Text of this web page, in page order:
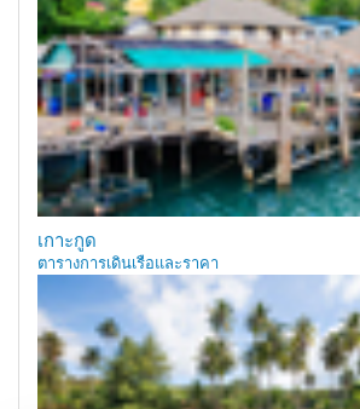
เกาะกูด
ตารางการเดินเรือและราคา